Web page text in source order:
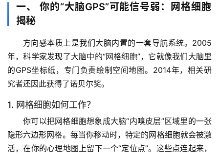
一、 你的“大脑GPS”可能信号弱：网格细胞
揭秘
方向感本质上是我们大脑内置的一套导航系统。2005
年，科学家发现了大脑中的“网格细胞”，它就像我们大脑里
的GPS坐标纸，专门负责绘制空间地图。2014年，相关研
究者还因此获得了诺贝尔奖。
1. 网格细胞如何工作？
你可以把网格细胞想象成大脑“内嗅皮层”区域里的一张
隐形六边形网格。每当你移动时，特定的网格细胞就会被激
活，在你的心理地图上留下一个“定位点”。这些点连起来，